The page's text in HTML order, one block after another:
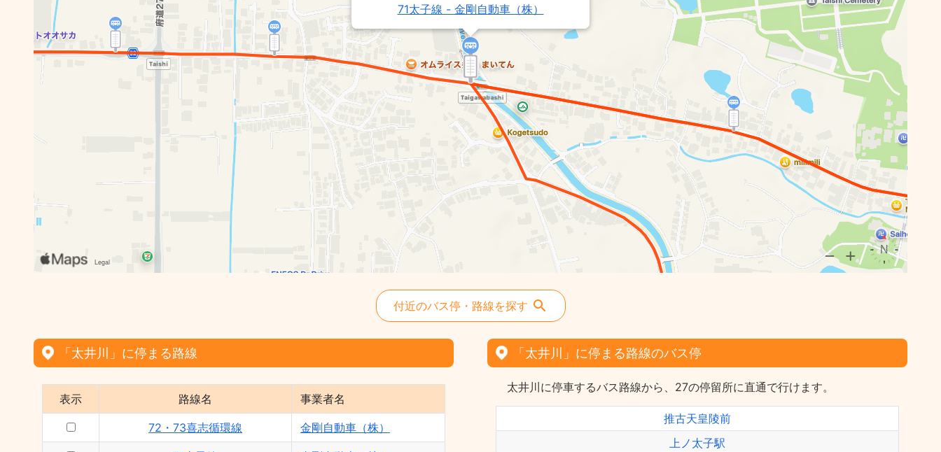
71太子線 - 金剛自動車（株）
付近のバス停・路線を探す
「太井川」に停まる路線
表示 路線名 事業者名
72・73喜志循環線 金剛自動車（株）
「太井川」に停まる路線のバス停
太井川に停車するバス路線から、27の停留所に直通で行けます。
推古天皇陵前
上ノ太子駅